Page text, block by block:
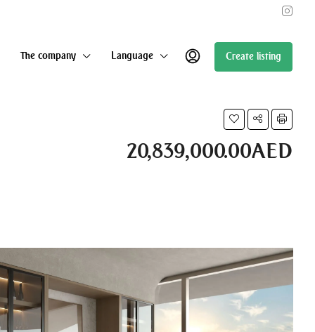
The company Language Create listing
20,839,000.00AED